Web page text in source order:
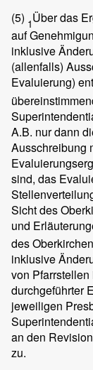
(5) 1Über das
auf
inklusive
(allenfalls)
Evaluierung)
A.B. nur dann
Ausschreibung
sind, das
Sicht des
und
des
inklusive
von
durchgeführter
jeweiligen
an den
zu.